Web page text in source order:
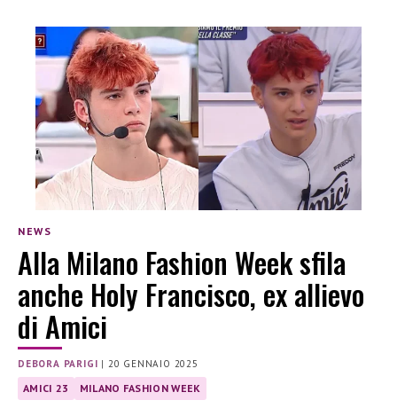
NEWS
Alla Milano Fashion Week sfila
anche Holy Francisco, ex allievo
di Amici
DEBORA PARIGI | 20 GENNAIO 2025
AMICI 23 MILANO FASHION WEEK